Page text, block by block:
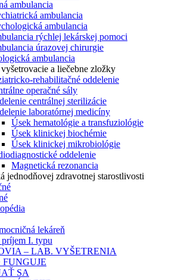
ambulancia
ambulancia
ambulancia
rýchlej lekárskej pomoci
úrazovej chirurgie
ambulancia
a liečebne zložky
rehabilitačné oddelenie
operačné sály
centrálnej sterilizácie
laboratórnej medicíny
Úsek hematológie a transfuziológie
Úsek klinickej biochémie
Úsek klinickej mikrobiológie
oddelenie
Magnetická rezonancia
jednodňovej zdravotnej starostlivosti
lekáreň
I. typu
– LAB. VYŠETRENIA
SA